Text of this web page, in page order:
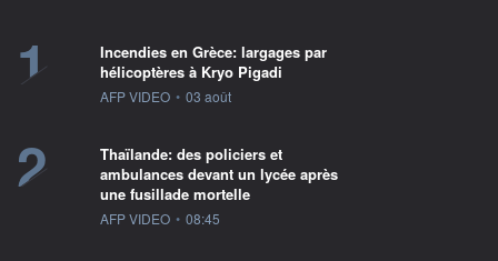
1
Incendies en Grèce: largages par
hélicoptères à Kryo Pigadi
information fournie par
AFP VIDEO • 03 août
2
Thaïlande: des policiers et
ambulances devant un lycée après
une fusillade mortelle
information fournie par
AFP VIDEO • 08:45